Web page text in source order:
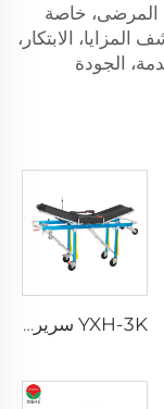
المرضى، خاصة
الابتكار،
الجودة
YXH-3K سرير إسعافي قابل للطي مصنوع من الألمنيوم بقدرة تحمل 250 كجم